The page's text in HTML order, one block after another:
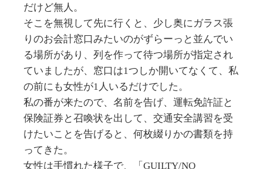
だけど無人。
そこを無視して先に行くと、少し奥にガラス張
りのお会計窓口みたいのがずらーっと並んでい
る場所があり、列を作って待つ場所が指定され
ていましたが、窓口は1つしか開いてなくて、私
の前にも女性が1人いるだけでした。
私の番が来たので、名前を告げ、運転免許証と
保険証券と召喚状を出して、交通安全講習を受
けたいことを告げると、何枚綴りかの書類を持
ってきた。
女性は手慣れた様子で、「GUILTY/NO